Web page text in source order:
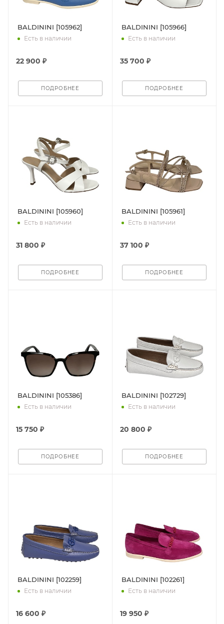
BALDININI [105962]
Есть в наличии
22 900 ₽
ПОДРОБНЕЕ
BALDININI [105966]
Есть в наличии
35 700 ₽
ПОДРОБНЕЕ
BALDININI [105960]
Есть в наличии
31 800 ₽
ПОДРОБНЕЕ
BALDININI [105961]
Есть в наличии
37 100 ₽
ПОДРОБНЕЕ
BALDININI [105386]
Есть в наличии
15 750 ₽
ПОДРОБНЕЕ
BALDININI [102729]
Есть в наличии
20 800 ₽
ПОДРОБНЕЕ
BALDININI [102259]
Есть в наличии
16 600 ₽
BALDININI [102261]
Есть в наличии
19 950 ₽